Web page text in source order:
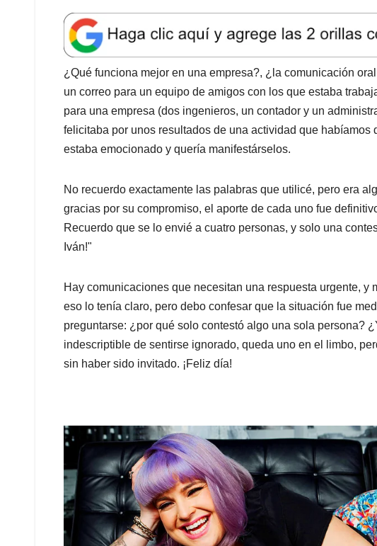
a
t
s
A
p
p
e
b
o
o
k
k
e
d
n
l
e
a
d
s
¿Qué funciona mejor en una empresa?, ¿la comunicación
un correo para un equipo de amigos con los que estaba
para una empresa (dos ingenieros, un contador y un
felicitaba por unos resultados de una actividad que habíamos
estaba emocionado y quería manifestárselos.
No recuerdo exactamente las palabras que utilicé, pero era
gracias por su compromiso, el aporte de cada uno fue
Recuerdo que se lo envié a cuatro personas, y solo una
Iván!"
Hay comunicaciones que necesitan una respuesta urgente, y
eso lo tenía claro, pero debo confesar que la situación fue
preguntarse: ¿por qué solo contestó algo una sola persona?
indescriptible de sentirse ignorado, queda uno en el limbo,
sin haber sido invitado. ¡Feliz día!